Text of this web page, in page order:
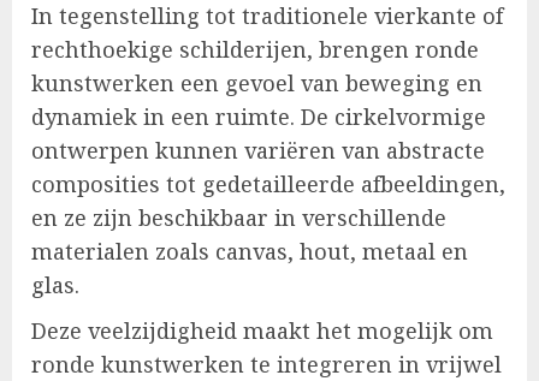
In tegenstelling tot traditionele vierkante of
rechthoekige schilderijen, brengen ronde
kunstwerken een gevoel van beweging en
dynamiek in een ruimte. De cirkelvormige
ontwerpen kunnen variëren van abstracte
composities tot gedetailleerde afbeeldingen,
en ze zijn beschikbaar in verschillende
materialen zoals canvas, hout, metaal en
glas.
Deze veelzijdigheid maakt het mogelijk om
ronde kunstwerken te integreren in vrijwel